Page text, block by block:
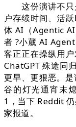
这份演讲不只
户存续时间、活
体 AI（Agentic
者 ?小葳 AI
客正正在操纵用
ChatGPT 殊途同
更早、更狠恶。
谷的灯光通宵未
1，当下 Reddit
家报道。